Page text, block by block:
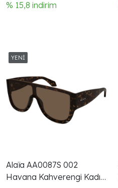
% 15,8 indirim
Alaïa AA0087S 002
Havana Kahverengi Kadın